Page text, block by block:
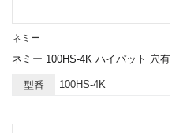
ネミー
ネミー 100HS-4K ハイパット 穴有
型番 100HS-4K